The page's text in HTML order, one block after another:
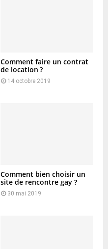
Comment faire un contrat
de location ?
14 octobre 2019
Comment bien choisir un
site de rencontre gay ?
30 mai 2019